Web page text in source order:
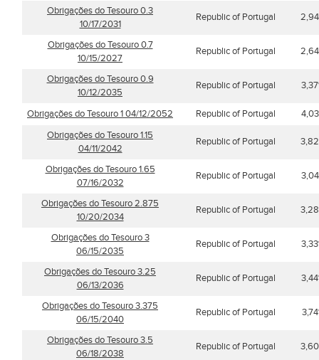
Obrigações do Tesouro 0.3
10/17/2031
Republic of Portugal
Obrigações do Tesouro 0.7
10/15/2027
Republic of Portugal
Obrigações do Tesouro 0.9
10/12/2035
Republic of Portugal
Obrigações do Tesouro 1 04/12/2052 Republic of Portugal
Obrigações do Tesouro 1.15
04/11/2042
Republic of Portugal
Obrigações do Tesouro 1.65
07/16/2032
Republic of Portugal
Obrigações do Tesouro 2.875
10/20/2034
Republic of Portugal
Obrigações do Tesouro 3
06/15/2035
Republic of Portugal
Obrigações do Tesouro 3.25
06/13/2036
Republic of Portugal
Obrigações do Tesouro 3.375
06/15/2040
Republic of Portugal
Obrigações do Tesouro 3.5
06/18/2038
Republic of Portugal